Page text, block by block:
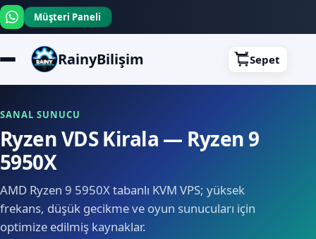
Müşteri Paneli
RainyBilişim Sepet
SANAL SUNUCU
Ryzen VDS Kirala — Ryzen 9
5950X
AMD Ryzen 9 5950X tabanlı KVM VPS; yüksek
frekans, düşük gecikme ve oyun sunucuları için
optimize edilmiş kaynaklar.